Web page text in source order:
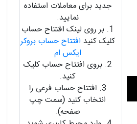
جدید برای معاملات استفاده
نمایید.
1. بر روی لینک افتتاح حساب
کلیک کنید افتتاح حساب بروکر
ایکس ام
2. بروی افتتاح حساب کلیک
کنید.
3. افتتاح حساب فرعی را
انتخاب کنید (سمت چپ
صفحه).